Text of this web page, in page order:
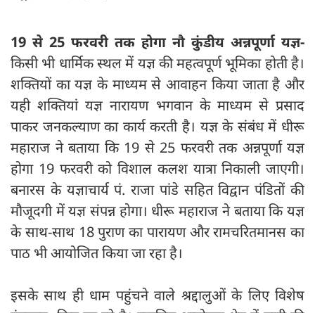
19 से 25 फरवरी तक होगा नौ कुंडीय अन्नपूर्णा यज्ञ-
किसी भी धार्मिक स्थल में यज्ञ की महत्वपूर्ण भूमिका होती है।
शक्तियों का यज्ञ के माध्यम से आवाहन किया जाता है और
यही शक्तियां यज्ञ नारायण भगवान के माध्यम से प्रसाद
पाकर जनकल्याण का कार्य करती है। यज्ञ के संबंध में धीरू
महाराज ने बताया कि 19 से 25 फरवरी तक अन्नपूर्णा यज्ञ
होगा 19 फरवरी को विशाल कलश यात्रा निकाली जाएगी।
बनारस के यज्ञाचार्य पं. राजा पांडे सहित विद्वान पंडितों की
मौजूदगी में यज्ञ संपन्न होगा। धीरू महाराज ने बताया कि यज्ञ
के साथ-साथ 18 पुराण का पारायण और रामचरितमानस का
पाठ भी आयोजित किया जा रहा है।
इसके साथ ही धाम पहुंचने वाले श्रद्दालुओं के लिए विशेष